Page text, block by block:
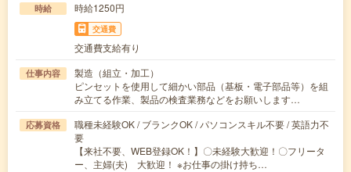
時給 時給1250円
交通費
交通費支給有り
仕事内容
製造（組立・加工）
ピンセットを使用して細かい部品（基板・電子部品等）を組
み立てる作業、製品の検査業務などをお願いします…
応募資格
職種未経験OK / ブランクOK / パソコンスキル不要 / 英語力不
要
【来社不要、WEB登録OK！】〇未経験大歓迎！〇フリータ
ー、主婦(夫) 大歓迎！ ※お仕事の掛け持ち…